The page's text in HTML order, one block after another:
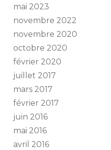
mai 2023
novembre 2022
novembre 2020
octobre 2020
février 2020
juillet 2017
mars 2017
février 2017
juin 2016
mai 2016
avril 2016